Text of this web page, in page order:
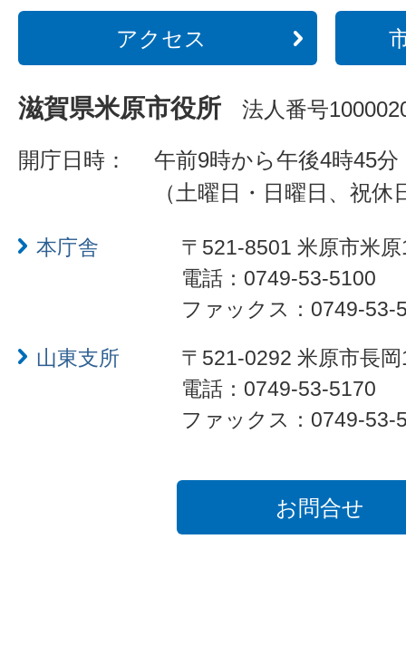
アクセス
滋賀県米原市役所 法人番号
開庁日時：
午前9時から午後4時45分
（土曜日・日曜日、祝
本庁舎
〒521-8501 米原市米
電話：0749-53-5100
ファックス：0749-53-
山東支所
〒521-0292 米原市長
電話：0749-53-5170
ファックス：0749-53-
お問合せ